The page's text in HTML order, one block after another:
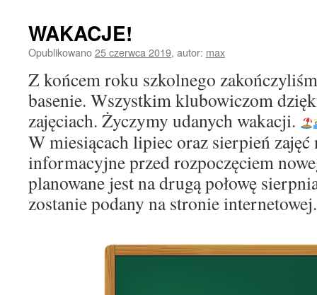
WAKACJE!
Opublikowano25 czerwca 2019, autor: max
Z końcem roku szkolnego
basenie. Wszystkim klubowiczom
zajęciach. Życzymy udanych wakacji.
W miesiącach lipiec oraz sierpień zajęć
informacyjne przed rozpoczęciem
planowane jest na drugą połowę
zostanie podany na stronie internetowej.